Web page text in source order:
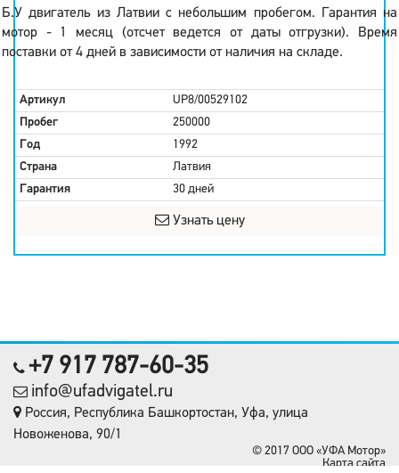
Б.У двигатель из Латвии с небольшим пробегом. Гарантия на
мотор - 1 месяц (отсчет ведется от даты отгрузки). Время
поставки от 4 дней в зависимости от наличия на складе.
Артикул
UP8/00529102
Пробег
250000
Год
1992
Страна
Латвия
Гарантия
30 дней
Узнать цену
+7 917 787-60-35
info@ufadvigatel.ru
Россия, Республика Башкортостан, Уфа, улица
Новоженова, 90/1
© 2017 OOO «УФА Мотор»
Карта сайта